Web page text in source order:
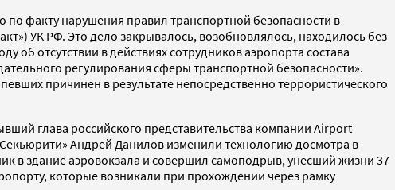
факту нарушения правил транспортной безопасности в
УК РФ. Это дело закрывалось, возобновлялось, находилось без
об отсутствии в действиях сотрудников аэропорта состава
регулирования сферы транспортной безопасности».
причинен в результате непосредственно террористического
глава российского представительства компании Airport
Андрей Данилов изменили технологию досмотра в
в здание аэровокзала и совершил самоподрыв, унесший жизни 37
которые возникали при прохождении через рамку